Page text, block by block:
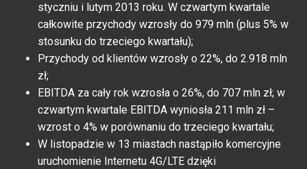
styczniu i lutym 2013 roku. W czwartym kwartale
całkowite przychody wzrosły do 979 mln (plus 5% w
stosunku do trzeciego kwartału);
Przychody od klientów wzrosły o 22%, do 2.918 mln
zł;
EBITDA za cały rok wzrosła o 26%, do 707 mln zł; w
czwartym kwartale EBITDA wyniosła 211 mln zł –
wzrost o 4% w porównaniu do trzeciego kwartału;
W listopadzie w 13 miastach nastąpiło komercyjne
uruchomienie Internetu 4G/LTE dzięki